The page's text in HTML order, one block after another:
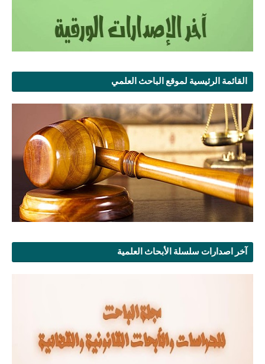
القائمة الرئيسية لموقع الباحث العلمي
آخر اصدارات سلسلة الأبحاث العلمية